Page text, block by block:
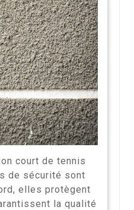
court de tennis
de sécurité sont
elles protègent
la qualité